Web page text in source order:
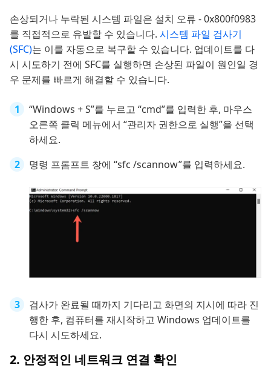
손상되거나 누락된 시스템 파일은 설치 오류 - 0x800f0983
를 직접적으로 유발할 수 있습니다. 시스템 파일 검사기
(SFC)는 이를 자동으로 복구할 수 있습니다. 업데이트를 다
시 시도하기 전에 SFC를 실행하면 손상된 파일이 원인일 경
우 문제를 빠르게 해결할 수 있습니다.
“Windows + S”를 누르고 “cmd”를 입력한 후, 마우스
오른쪽 클릭 메뉴에서 “관리자 권한으로 실행”을 선택
하세요.
명령 프롬프트 창에 “sfc /scannow”를 입력하세요.
검사가 완료될 때까지 기다리고 화면의 지시에 따라 진
행한 후, 컴퓨터를 재시작하고 Windows 업데이트를
다시 시도하세요.
2. 안정적인 네트워크 연결 확인